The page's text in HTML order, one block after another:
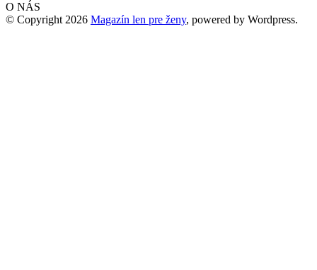
O NÁS
© Copyright 2026 Magazín len pre ženy, powered by Wordpress.